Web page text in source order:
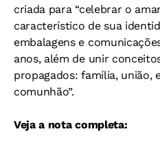
criada para “celebrar o
característico de sua
embalagens e
anos, além de unir
propagados: família, união,
comunhão”.
Veja a nota completa: